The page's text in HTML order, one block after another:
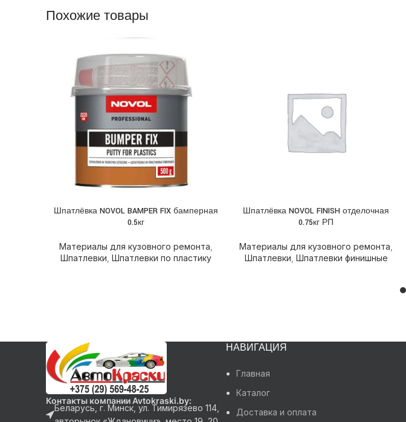
Похожие товары
ПОДРОБНЕЕ
Шпатлёвка NOVOL BAMPER FIX бамперная
0.5кг
Материалы для кузовного ремонта
Шпатлевки Шпатлевки по пластику
ПОДРОБНЕЕ
Шпатлёвка NOVOL FINISH отделочная
0.75кг РП
Материалы для кузовного ремонта
Шпатлевки Шпатлевки финишные
Контакты компании Avtokraski.by:
Беларусь, г. Минск, ул. Тимирязево 114,
НАВИГАЦИЯ
Главная
Каталог
Доставка и оплата